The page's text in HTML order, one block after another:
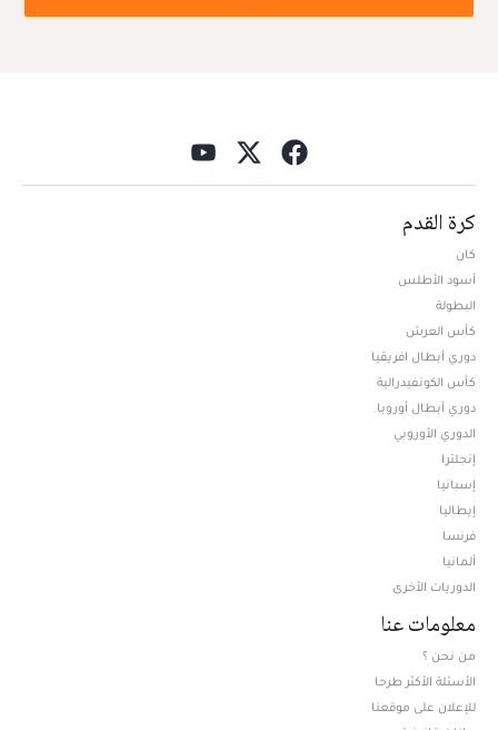
كرة القدم
كان
أسود الأطلس
البطولة
كأس العرش
دوري أبطال افريقيا
كأس الكونفيدرالية
دوري أبطال أوروبا
الدوري الأوروبي
إنجلترا
إسبانيا
إيطاليا
فرنسا
ألمانيا
الدوريات الأخرى
معلومات عنا
من نحن ؟
الأسئلة الأكثر طرحا
للإعلان على موقعنا